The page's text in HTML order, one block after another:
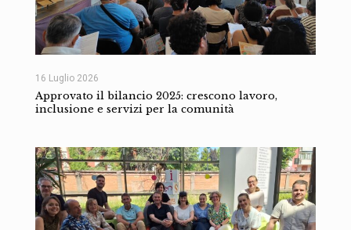
16 Luglio 2026
Approvato il bilancio 2025: crescono lavoro,
inclusione e servizi per la comunità